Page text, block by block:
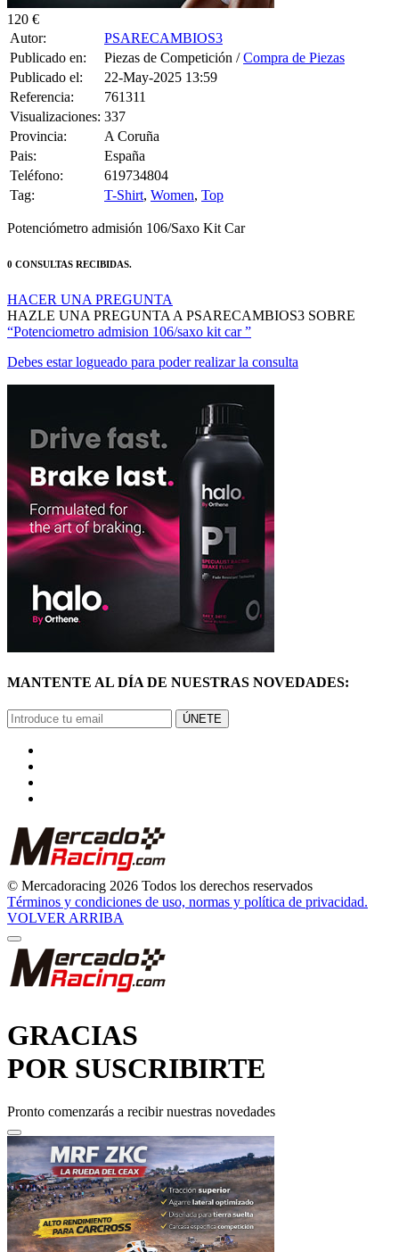
0 CONSULTAS RECIBIDAS.
HACER UNA PREGUNTA
HAZLE UNA PREGUNTA A PSARECAMBIOS3 SOBRE
“Potenciometro admision 106/saxo kit car ”
Debes estar logueado para poder realizar la consulta
MANTENTE AL DÍA DE NUESTRAS NOVEDADES:
ÚNETE
Términos y condiciones de uso, normas y política de privacidad.
GRACIAS
POR SUSCRIBIRTE
Pronto comenzarás a recibir nuestras novedades